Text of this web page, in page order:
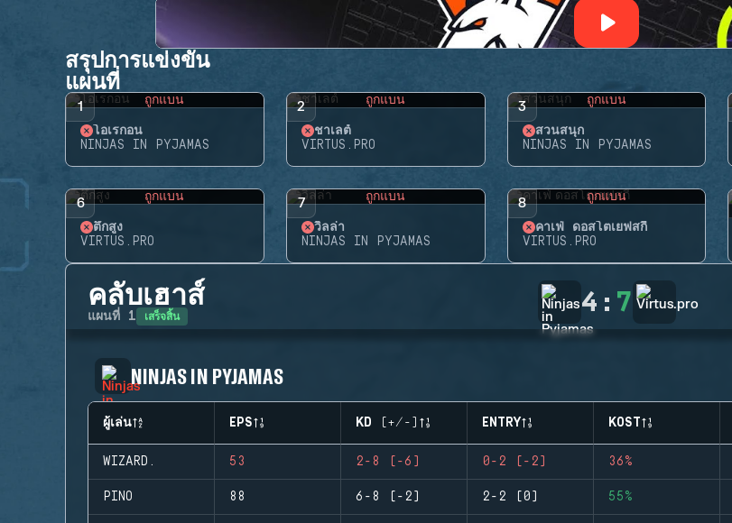
สรุปการแข่งขัน
แผนที่
1 ถูกแบน
โอเรกอน
NINJAS IN PYJAMAS
2 ถูกแบน
ชาเลต์
VIRTUS.PRO
3 ถูกแบน
สวนสนุก
NINJAS IN PYJAMAS
6 ถูกแบน
ตึกสูง
VIRTUS.PRO
7 ถูกแบน
วิลล่า
NINJAS IN PYJAMAS
8 ถูกแบน
คาเฟ่ ดอสโตเยฟสกี้
VIRTUS.PRO
คลับเฮาส์
แผนที่ 1 เสร็จสิ้น 4 : 7
NINJAS IN PYJAMAS
ผู้เล่น EPS KD (+/-) ENTRY KOST
WIZARD. 53 2-8 (-6) 0-2 (-2) 36%
PINO 88 6-8 (-2) 2-2 (0) 55%